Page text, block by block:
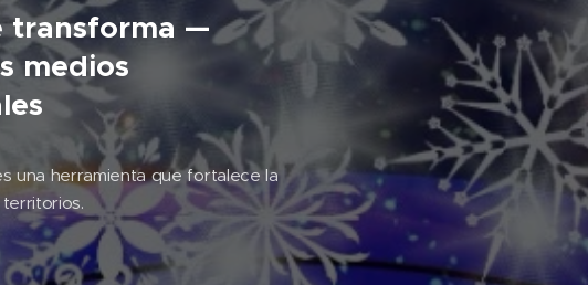
transforma —
medios
una herramienta que fortalece la